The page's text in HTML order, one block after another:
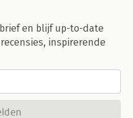
en blijf up-to-date
inspirerende